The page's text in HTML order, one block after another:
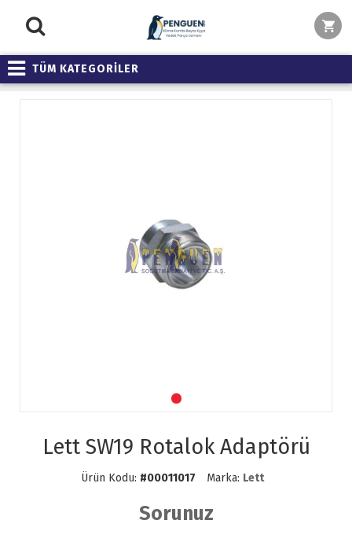
TÜM KATEGORİLER
Lett SW19 Rotalok Adaptörü
Ürün Kodu: #00011017 Marka: Lett
Sorunuz